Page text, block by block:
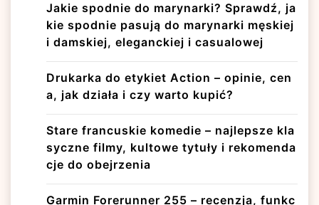
Jakie spodnie do marynarki? Sprawdź, ja
kie spodnie pasują do marynarki męskiej
i damskiej, eleganckiej i casualowej
Drukarka do etykiet Action – opinie, cen
a, jak działa i czy warto kupić?
Stare francuskie komedie – najlepsze kla
syczne filmy, kultowe tytuły i rekomenda
cje do obejrzenia
Garmin Forerunner 255 – recenzja, funkc